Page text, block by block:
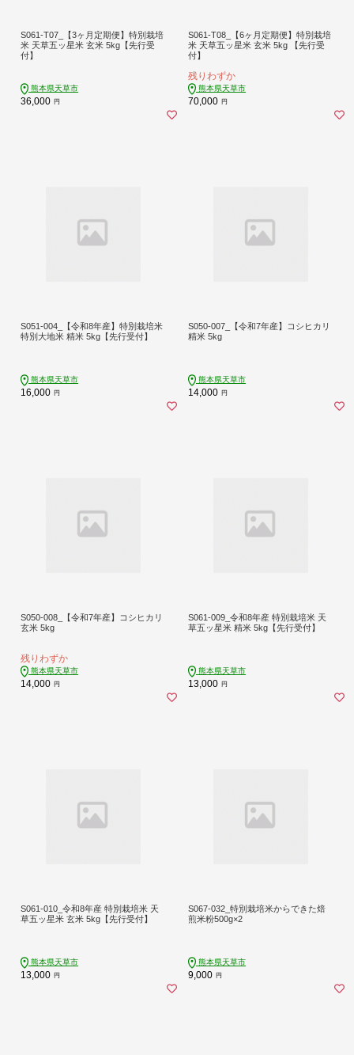
S061-T07_【3ヶ月定期便】特別栽培
米 天草五ッ星米 玄米 5kg【先行受
付】
熊本県天草市
36,000 円
S061-T08_【6ヶ月定期便】特別栽培
米 天草五ッ星米 玄米 5kg 【先行受
付】
残りわずか
熊本県天草市
70,000 円
S051-004_【令和8年産】特別栽培米
特別大地米 精米 5kg【先行受付】
熊本県天草市
16,000 円
S050-007_【令和7年産】コシヒカリ
精米 5kg
熊本県天草市
14,000 円
S050-008_【令和7年産】コシヒカリ
玄米 5kg
残りわずか
熊本県天草市
14,000 円
S061-009_令和8年産 特別栽培米 天
草五ッ星米 精米 5kg【先行受付】
熊本県天草市
13,000 円
S061-010_令和8年産 特別栽培米 天
草五ッ星米 玄米 5kg【先行受付】
熊本県天草市
13,000 円
S067-032_特別栽培米からできた焙
煎米粉500g×2
熊本県天草市
9,000 円